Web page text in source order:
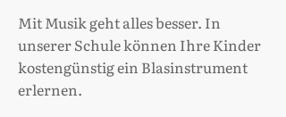
Mit Musik geht alles besser. In
unserer Schule können Ihre Kinder
kostengünstig ein Blasinstrument
erlernen.